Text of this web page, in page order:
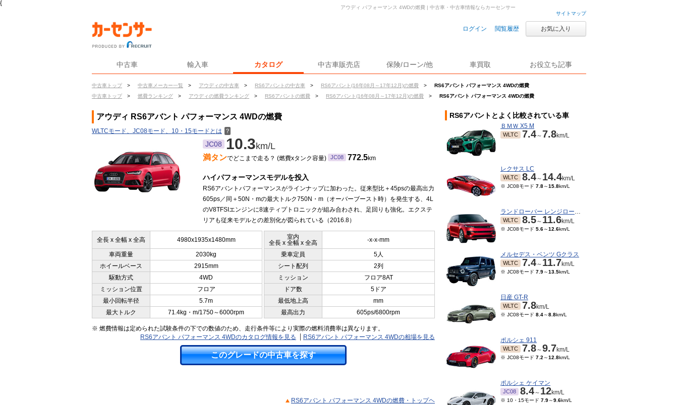
{
サイトマップ
ログイン 閲覧履歴 お気に入り
中古車 輸入車 カタログ 中古車販売店 保険/ローン/他 車買取 お役立ち記事
中古車トップ > 中古車メーカー一覧 > アウディの中古車 > RS6アバントの中古車 > RS6アバント(16年08月～17年12月)の燃費 >
RS6アバント パフォーマンス 4WDの燃費
中古車トップ
> 燃費ランキング > アウディの燃費ランキング > RS6アバントの燃費 > RS6アバント(16年08月～17年12月)の燃費 > RS6アバント パフォーマンス 4WDの燃費
アウディ パフォーマンス 4WDの燃費 | 中古車・中古車情報ならカーセンサー
アウディ RS6アバント パフォーマンス 4WDの燃費
WLTCモード、JC08モード、10・15モードとは ？
JC08 10.3km/L
満タンでどこまで走る？ (燃費xタンク容量) JC08 772.5km
ハイパフォーマンスモデルを投入
RS6アバントパフォーマンスがラインナップに加わった。従来型比＋45psの最高出力
605ps／同＋50N・mの最大トルク750N・m（オーバーブースト時）を発生する、4L
のV8TFSIエンジンに8速ティプトロニックが組み合わされ、足回りも強化。エクステ
リアも従来モデルとの差別化が図られている（2016.8）
全長 x 全幅 x 全高 4980x1935x1480mm
室内
全長 x 全幅 x 全高
-x-x-mm
車両重量 2030kg 乗車定員
5人
ホイールベース
2915mm シート配列
2列
駆動方式
4WD ミッション
フロア8AT
ミッション位置
フロア ドア数
5ドア
最小回転半径
5.7m 最低地上高
mm
最大トルク
71.4kg・m/1750～6000rpm 最高出力 605ps/6800rpm
※ 燃費情報は定められた試験条件の下での数値のため、走行条件等により実際の燃料消費率は異なります。
RS6アバント パフォーマンス 4WDのカタログ情報を見る
RS6アバント パフォーマンス 4WDの相場を見る
このグレードの中古車を探す
RS6アバント パフォーマンス 4WDの燃費・トップヘ
RS6アバントとよく比較されている車
ＢＭＷ X5 M
WLTC 7.4～7.8km/L
レクサス LC
WLTC 8.4～ 14.4km/L
※ JC08モード 7.8～15.8km/L
ランドローバー レンジローバースポーツ
WLTC 8.5～ 11.6km/L
※ JC08モード 5.6～12.6km/L
メルセデス・ベンツ Gクラス
WLTC 7.4～ 11.7km/L
※ JC08モード 7.9～13.5km/L
日産 GT-R
WLTC 7.8km/L
※ JC08モード 8.4～8.8km/L
ポルシェ 911
WLTC 7.8～9.7km/L
※ JC08モード 7.2 ～12.8km/L
ポルシェ ケイマン
JC08 8.4～ 12km/L
※ 10・15モード 7.9～9.6km/L